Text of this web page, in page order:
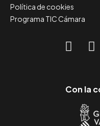
Política de cookies
Programa TIC Cámara
Con la